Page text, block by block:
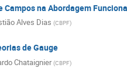
Campos na Abordagem
Alves Dias (CBPF)
de Gauge
Chataignier (CBPF)